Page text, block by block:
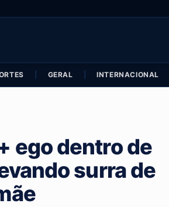
GERAL INTERNACIONAL
ego dentro de
surra de